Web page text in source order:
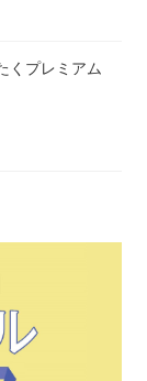
くプレミアム